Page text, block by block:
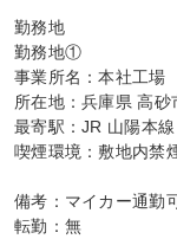
勤務地
勤務地①
事業所名：本社工場
所在地：兵庫県 高
最寄駅：JR 山陽本
喫煙環境：敷地内禁
備考：マイカー通勤
転勤：無